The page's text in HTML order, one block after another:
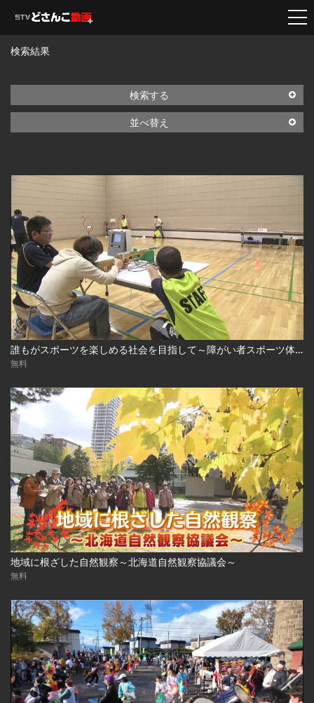
検索結果
検索する
並べ替え
誰もがスポーツを楽しめる社会を目指して～障がい者スポーツ体験会～
無料
地域に根ざした自然観察～北海道自然観察協議会～
無料